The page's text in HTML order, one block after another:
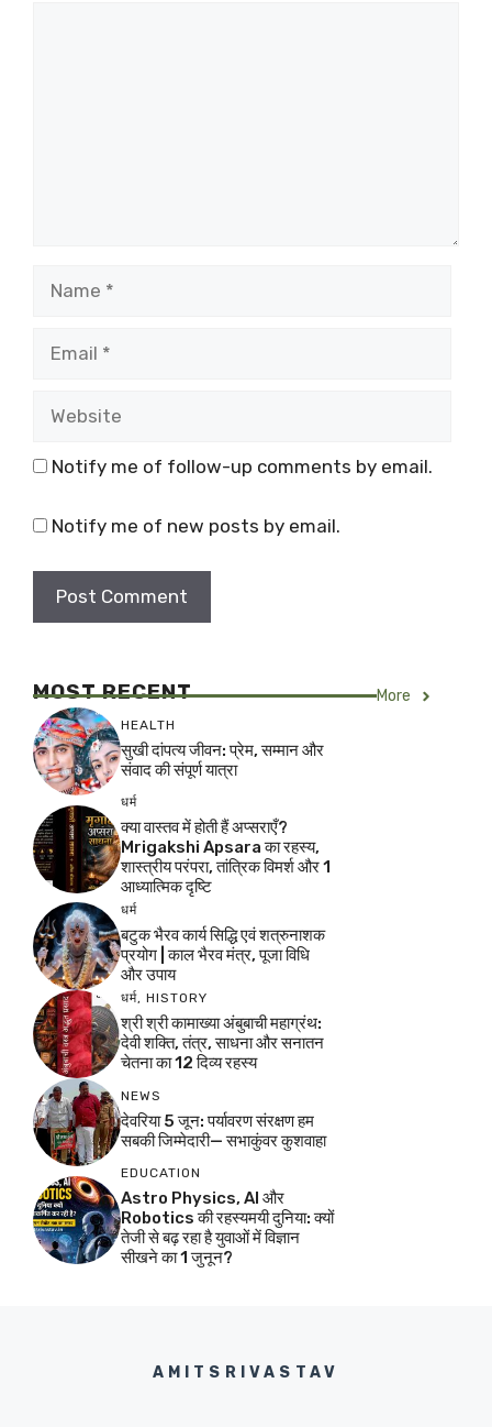
Notify me of follow-up comments by email.
Notify me of new posts by email.
MOST RECENT More
HEALTH
सुखी दांपत्य जीवन: प्रेम, सम्मान और
संवाद की संपूर्ण यात्रा
धर्म
क्या वास्तव में होती हैं अप्सराएँ?
Mrigakshi Apsara का रहस्य,
शास्त्रीय परंपरा, तांत्रिक विमर्श और 1
आध्यात्मिक दृष्टि
धर्म
बटुक भैरव कार्य सिद्धि एवं शत्रुनाशक
प्रयोग | काल भैरव मंत्र, पूजा विधि
और उपाय
धर्म, HISTORY
श्री श्री कामाख्या अंबुबाची महाग्रंथ:
देवी शक्ति, तंत्र, साधना और सनातन
चेतना का 12 दिव्य रहस्य
NEWS
देवरिया 5 जून: पर्यावरण संरक्षण हम
सबकी जिम्मेदारी— सभाकुंवर कुशवाहा
EDUCATION
Astro Physics, AI और
Robotics की रहस्यमयी दुनिया: क्यों
तेजी से बढ़ रहा है युवाओं में विज्ञान
सीखने का 1 जुनून?
AMITSRIVASTAV